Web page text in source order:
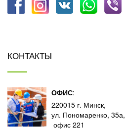
КОНТАКТЫ
ОФИС:
220015 г. Минск,
ул. Пономаренко, 35а,
офис 221